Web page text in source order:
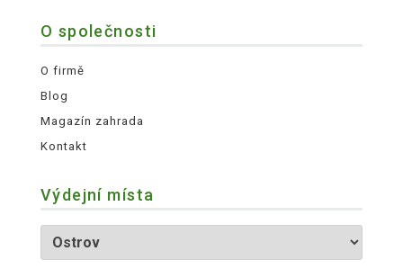
O společnosti
O firmě
Blog
Magazín zahrada
Kontakt
Výdejní místa